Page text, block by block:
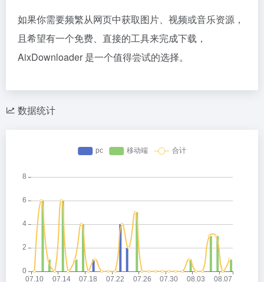
如果你需要频繁从网页中获取图片、视频或音乐资源，
且希望有一个免费、直接的工具来完成下载，
AixDownloader 是一个值得尝试的选择。
数据统计